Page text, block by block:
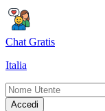
Chat Gratis
Italia
Accedi